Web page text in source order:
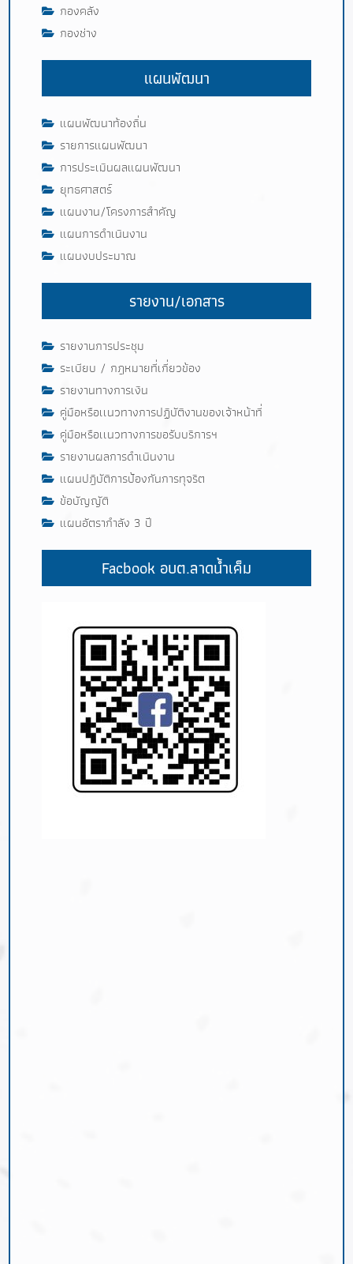
กองคลัง
กองช่าง
แผนพัฒนา
แผนพัฒนาท้องถิ่น
รายการแผนพัฒนา
การประเมินผลแผนพัฒนา
ยุทธศาสตร์
แผนงาน/โครงการสำคัญ
แผนการดำเนินงาน
แผนงบประมาณ
รายงาน/เอกสาร
รายงานการประชุม
ระเบียบ / กฎหมายที่เกี่ยวข้อง
รายงานทางการเงิน
คู่มือหรือเเนวทางการปฏิบัติงานของเจ้าหน้าที่
คู่มือหรือเเนวทางการขอรับบริการฯ
รายงานผลการดำเนินงาน
แผนปฎิบัติการป้องกันการทุจริต
ข้อบัญญัติ
แผนอัตรากำลัง 3 ปี
Facbook อบต.ลาดน้ำเค็ม